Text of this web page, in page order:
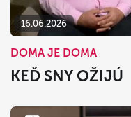
16.06.2026
DOMA JE DOMA
KEĎ SNY OŽIJÚ